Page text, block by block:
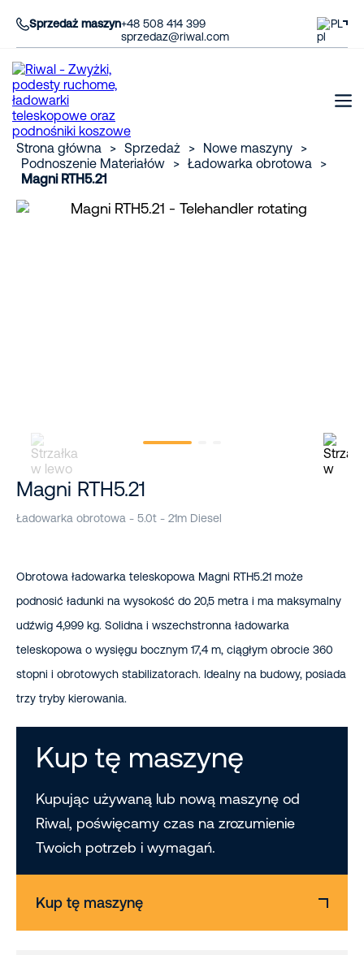
Sprzedaż maszyn+48 508 414 399
sprzedaz@riwal.com
PL
Strona główna > Sprzedaż > Nowe maszyny
>
Podnoszenie Materiałów
> Ładowarka obrotowa
>
Magni RTH5.21
Magni RTH5.21
Ładowarka obrotowa - 5.0t - 21m Diesel
Obrotowa ładowarka teleskopowa Magni RTH5.21 może
podnosić ładunki na wysokość do 20,5 metra i ma maksymalny
udźwig 4,999 kg. Solidna i wszechstronna ładowarka
teleskopowa o wysięgu bocznym 17,4 m, ciągłym obrocie 360
stopni i obrotowych stabilizatorach. Idealny na budowy, posiada
trzy tryby kierowania.
Kup tę maszynę
Kupując używaną lub nową maszynę od
Riwal, poświęcamy czas na zrozumienie
Twoich potrzeb i wymagań.
Kup tę maszynę